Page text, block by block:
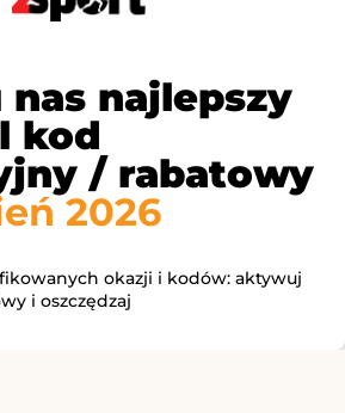
nas najlepszy
kod
/ rabatowy
2026
okazji i kodów: aktywuj
i oszczędzaj